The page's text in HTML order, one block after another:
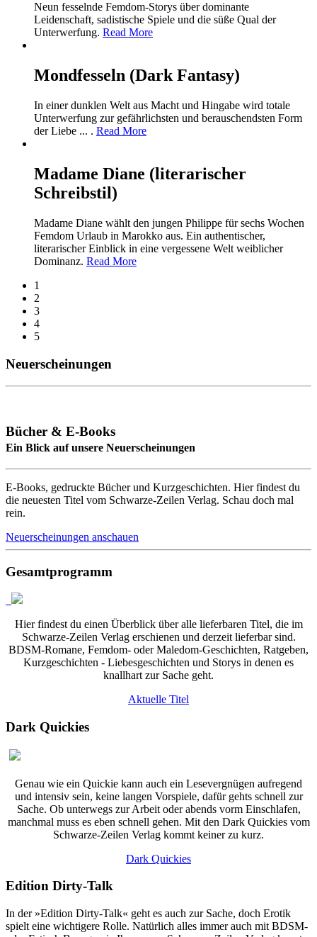
Neun fesselnde Femdom-Storys über dominante
Leidenschaft, sadistische Spiele und die süße Qual der
Unterwerfung. Read More
Mondfesseln (Dark Fantasy)
In einer dunklen Welt aus Macht und Hingabe wird totale
Unterwerfung zur gefährlichsten und berauschendsten Form
der Liebe ... . Read More
Madame Diane (literarischer
Schreibstil)
Madame Diane wählt den jungen Philippe für sechs Wochen
Femdom Urlaub in Marokko aus. Ein authentischer,
literarischer Einblick in eine vergessene Welt weiblicher
Dominanz. Read More
1
2
3
4
5
Neuerscheinungen
Bücher & E-Books
Ein Blick auf unsere Neuerscheinungen
E-Books, gedruckte Bücher und Kurzgeschichten. Hier findest du
die neuesten Titel vom Schwarze-Zeilen Verlag. Schau doch mal
rein.
Neuerscheinungen anschauen
Gesamtprogramm
Hier findest du einen Überblick über alle lieferbaren Titel, die im
Schwarze-Zeilen Verlag erschienen und derzeit lieferbar sind.
BDSM-Romane, Femdom- oder Maledom-Geschichten, Ratgeben,
Kurzgeschichten - Liebesgeschichten und Storys in denen es
knallhart zur Sache geht.
Aktuelle Titel
Dark Quickies
Genau wie ein Quickie kann auch ein Lesevergnügen aufregend
und intensiv sein, keine langen Vorspiele, dafür gehts schnell zur
Sache. Ob unterwegs zur Arbeit oder abends vorm Einschlafen,
manchmal muss es eben schnell gehen. Mit den Dark Quickies vom
Schwarze-Zeilen Verlag kommt keiner zu kurz.
Dark Quickies
Edition Dirty-Talk
In der »Edition Dirty-Talk« geht es auch zur Sache, doch Erotik
spielt eine wichtigere Rolle. Natürlich alles immer auch mit BDSM-